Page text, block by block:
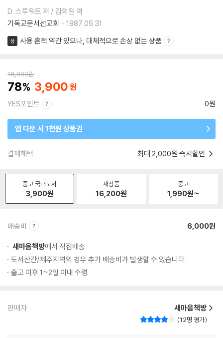
D. 스투워트 저 / 김의원 역
기독교문서선교회
1987.05.31.
상 사용 흔적 약간 있으나, 대체적으로 손상 없는 상품
18,000원
78 3,900
YES포인트 0원
앱 다운 시 1천원 상품권
결제혜택 최대 2,000원 즉시할인
중고 국내도서
3,900원
새상품
16,200원
중고
1,990원~
배송비 6,000원
새마음책방에서 직접배송
도서산간/제주지역의 경우 추가 배송비가 발생할 수 있습니다.
출고 이후 1~2일 이내 수령
판매자 새마음책방
12명 평가